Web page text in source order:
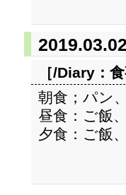
［/Diary：
朝食；パン
昼食：ご飯
夕食：ご飯